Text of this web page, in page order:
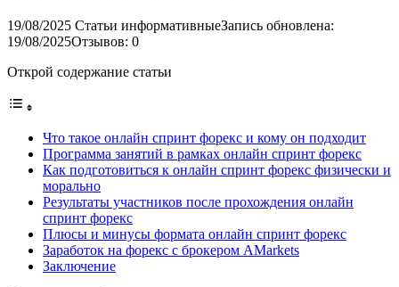
19/08/2025 Статьи информативныеЗапись обновлена:
19/08/2025Отзывов: 0
Открой содержание статьи
Что такое онлайн спринт форекс и кому он подходит
Программа занятий в рамках онлайн спринт форекс
Как подготовиться к онлайн спринт форекс физически и
морально
Результаты участников после прохождения онлайн
спринт форекс
Плюсы и минусы формата онлайн спринт форекс
Заработок на форекс с брокером AMarkets
Заключение